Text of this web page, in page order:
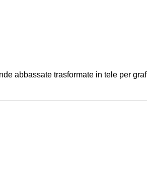
abbassate trasformate in tele per